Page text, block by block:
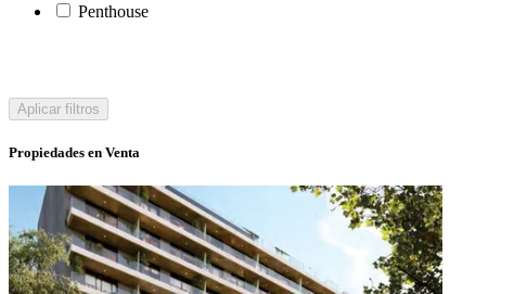
Penthouse
Aplicar filtros
Propiedades en Venta